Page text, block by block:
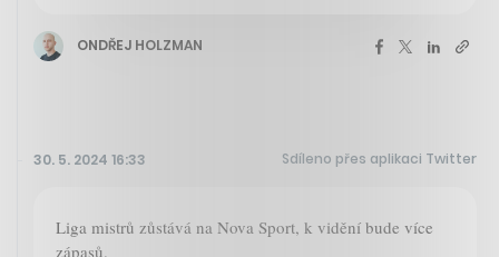
ONDŘEJ HOLZMAN
30. 5. 2024 16:33 Sdíleno přes aplikaci Twitter
Liga mistrů zůstává na Nova Sport, k vidění bude více
zápasů.